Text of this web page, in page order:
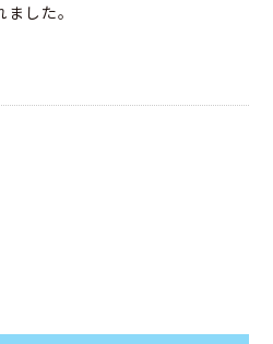
した。